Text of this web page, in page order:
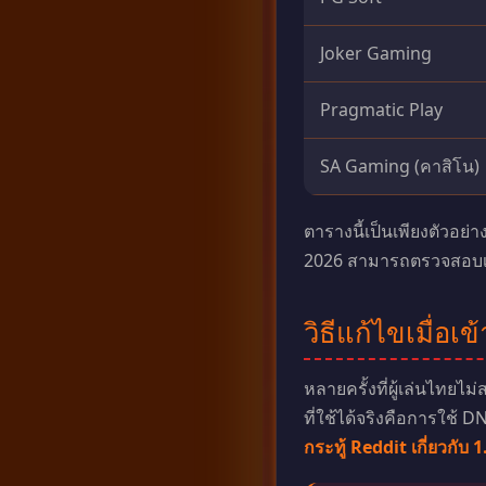
Joker Gaming
Pragmatic Play
SA Gaming (คาสิโน)
ตารางนี้เป็นเพียงตัวอ
2026 สามารถตรวจสอ
วิธีแก้ไขเมื่อเ
หลายครั้งที่ผู้เล่นไทยไม่
ที่ใช้ได้จริงคือการใช้
กระทู้ Reddit เกี่ยวกับ